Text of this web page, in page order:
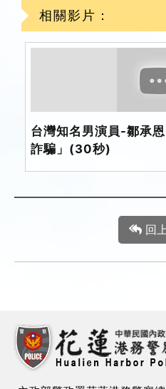
相關影片：
台灣知名男演員-鄒承
詐騙」(30秒)
回